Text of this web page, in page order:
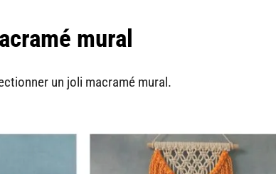
mural
un joli macramé mural.